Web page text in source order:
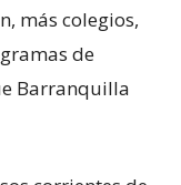
más colegios,
de
Barranquilla